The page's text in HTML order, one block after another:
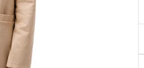
PittaRosso
Back to School 2026: la guida definitiva per il